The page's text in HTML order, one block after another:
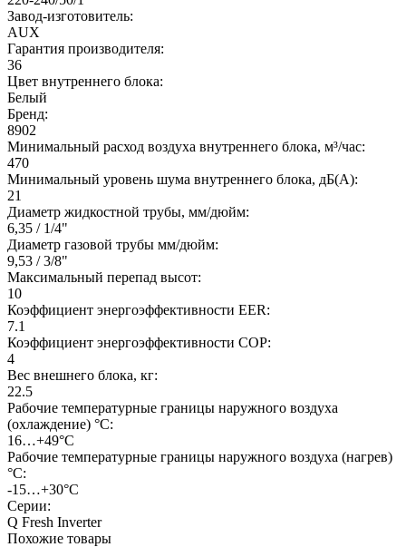
Завод-изготовитель:
AUX
Гарантия производителя:
36
Цвет внутреннего блока:
Белый
Бренд:
8902
Минимальный расход воздуха внутреннего блока, м³/час:
470
Минимальный уровень шума внутреннего блока, дБ(А):
21
Диаметр жидкостной трубы, мм/дюйм:
6,35 / 1/4"
Диаметр газовой трубы мм/дюйм:
9,53 / 3/8"
Максимальный перепад высот:
10
Коэффициент энергоэффективности EER:
7.1
Коэффициент энергоэффективности COP:
4
Вес внешнего блока, кг:
22.5
Рабочие температурные границы наружного воздуха
(охлаждение) °C:
16…+49°С
Рабочие температурные границы наружного воздуха (нагрев)
°C:
-15…+30°С
Серии:
Q Fresh Inverter
Похожие товары